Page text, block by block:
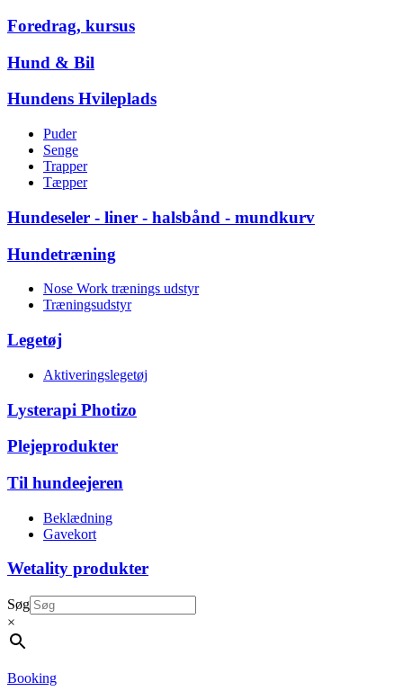
Foredrag, kursus
Hund & Bil
Hundens Hvileplads
Puder
Senge
Trapper
Tæpper
Hundeseler - liner - halsbånd - mundkurv
Hundetræning
Nose Work trænings udstyr
Træningsudstyr
Legetøj
Aktiveringslegetøj
Lysterapi Photizo
Plejeprodukter
Til hundeejeren
Beklædning
Gavekort
Wetality produkter
Søg
×
Booking